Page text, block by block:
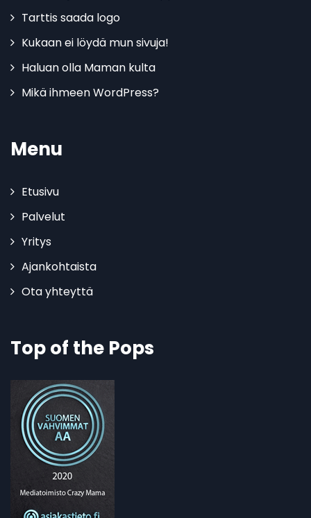
Tarttis saada logo
Kukaan ei löydä mun sivuja!
Haluan olla Maman kulta
Mikä ihmeen WordPress?
Menu
Etusivu
Palvelut
Yritys
Ajankohtaista
Ota yhteyttä
Top of the Pops